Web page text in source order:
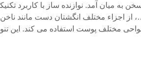
به میان آمد. نوازنده ساز با کاربرد
از اجزاء مختلف انگشتان دست مانند
نواحی مختلف پوست استفاده می کند. این